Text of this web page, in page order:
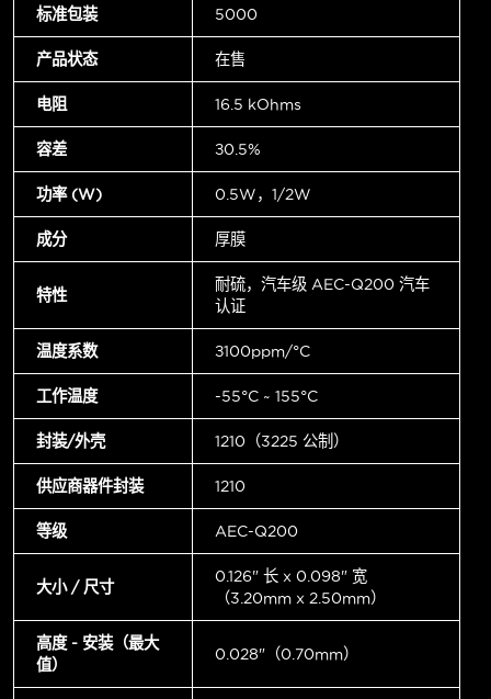
标准包装 5000
产品状态 在售
电阻 16.5 kOhms
容差 ±0.5%
功率 (W) 0.5W，1/2W
成分 厚膜
特性
耐硫，汽车级 AEC-Q200 汽车
认证
温度系数 ±100ppm/°C
工作温度 -55°C ~ 155°C
封装/外壳 1210（3225 公制）
供应商器件封装 1210
等级 AEC-Q200
大小 / 尺寸
0.126" 长 x 0.098" 宽
（3.20mm x 2.50mm）
高度 - 安装（最大
值）
0.028"（0.70mm）